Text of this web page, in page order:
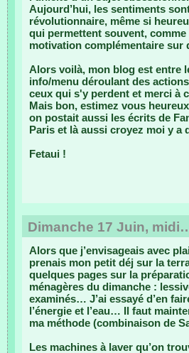
Aujourd’hui, les sentiments
révolutionnaire, même si
qui permettent souvent,
motivation complémentaire sur
Alors voilà, mon blog est entre
info/menu déroulant des
ceux qui s'y perdent et merci à
Mais bon, estimez vous
on postait aussi les écrits de
Paris et là aussi croyez moi y a
Fetaui !
Dimanche 17 Juin,
Alors que j’envisageais avec
prenais mon petit déj sur la
quelques pages sur la
ménagères du dimanche :
examinés… J’ai essayé d’en
l’énergie et l’eau… Il faut
ma méthode (combinaison de
Les machines à laver qu’on